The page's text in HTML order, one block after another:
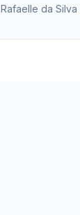
Rafaelle da Silva